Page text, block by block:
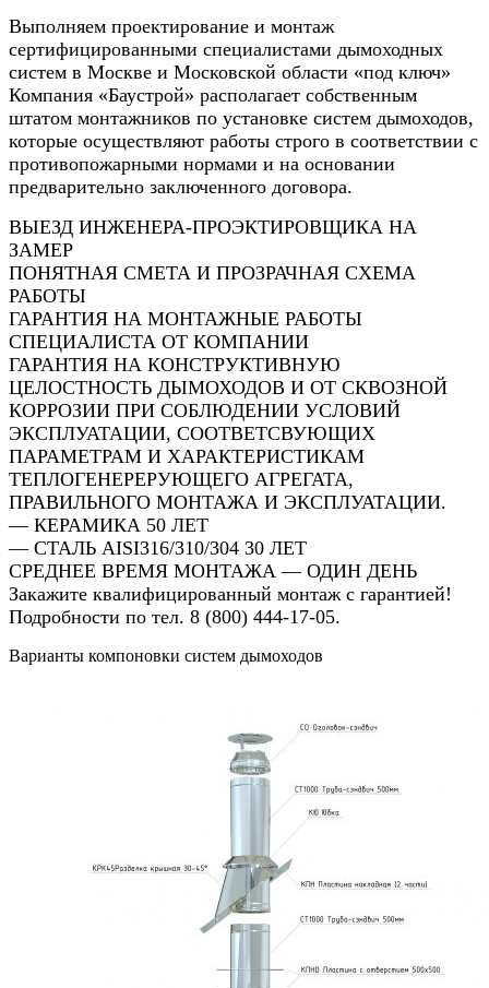
Выполняем проектирование и монтаж
сертифицированными специалистами дымоходных
систем в Москве и Московской области «под ключ»
Компания «Баустрой» располагает собственным
штатом монтажников по установке систем дымоходов,
которые осуществляют работы строго в соответствии с
противопожарными нормами и на основании
предварительно заключенного договора.
ВЫЕЗД ИНЖЕНЕРА-ПРОЭКТИРОВЩИКА НА
ЗАМЕР
ПОНЯТНАЯ СМЕТА И ПРОЗРАЧНАЯ СХЕМА
РАБОТЫ
ГАРАНТИЯ НА МОНТАЖНЫЕ РАБОТЫ
СПЕЦИАЛИСТА ОТ КОМПАНИИ
ГАРАНТИЯ НА КОНСТРУКТИВНУЮ
ЦЕЛОСТНОСТЬ ДЫМОХОДОВ И ОТ СКВОЗНОЙ
КОРРОЗИИ ПРИ СОБЛЮДЕНИИ УСЛОВИЙ
ЭКСПЛУАТАЦИИ, СООТВЕТСВУЮЩИХ
ПАРАМЕТРАМ И ХАРАКТЕРИСТИКАМ
ТЕПЛОГЕНЕРЕРУЮЩЕГО АГРЕГАТА,
ПРАВИЛЬНОГО МОНТАЖА И ЭКСПЛУАТАЦИИ.
— КЕРАМИКА 50 ЛЕТ
— СТАЛЬ AISI316/310/304 30 ЛЕТ
СРЕДНЕЕ ВРЕМЯ МОНТАЖА — ОДИН ДЕНЬ
Закажите квалифицированный монтаж с гарантией!
Подробности по тел. 8 (800) 444-17-05.
Варианты компоновки систем дымоходов